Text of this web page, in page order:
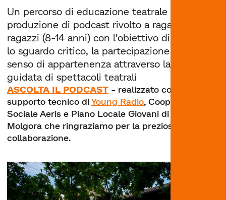
Un percorso di educazione teatrale e
produzione di podcast rivolto a ragazze e
ragazzi (8-14 anni) con l'obiettivo di stimolare
lo sguardo critico, la partecipazione attiva e il
senso di appartenenza attraverso la visione
guidata di spettacoli teatrali
ASCOLTA IL PODCAST - realizzato con il
supporto tecnico diYoung Radio, Cooperativa
Sociale Aeris e Piano Locale Giovani di Burago
Molgora che ringraziamo per la preziosa
collaborazione.